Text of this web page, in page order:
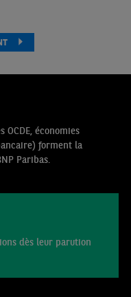
OCDE, économies
forment la
Paribas.
dès leur parution